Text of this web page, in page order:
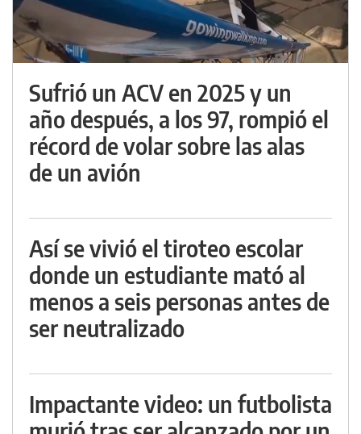
Sufrió un ACV en 2025 y un
año después, a los 97, rompió el
récord de volar sobre las alas
de un avión
Así se vivió el tiroteo escolar
donde un estudiante mató al
menos a seis personas antes de
ser neutralizado
Impactante video: un futbolista